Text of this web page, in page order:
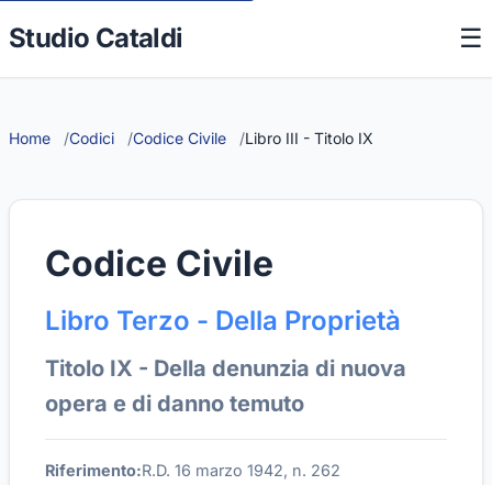
Studio Cataldi ☰
Home Codici Codice Civile Libro III - Titolo IX
Codice Civile
Libro Terzo - Della Proprietà
Titolo IX - Della denunzia di nuova
opera e di danno temuto
Riferimento:R.D. 16 marzo 1942, n. 262